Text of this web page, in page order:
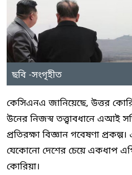
ছবি -সংগৃহীত
কেসিএনএ জানিয়েছে, উত্তর
উনের নিজস্ব তত্ত্বাবধানে এআই
প্রতিরক্ষা বিজ্ঞান গবেষণা
যেকোনো দেশের চেয়ে একধাপ
কোরিয়া।